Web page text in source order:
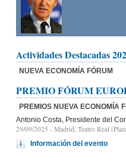
Actividades Destacadas
NUEVA ECONOMÍA FÓRUM
PREMIO FÓRUM
PREMIOS NUEVA ECONOMÍA
Antonio Costa, Presidente del
29/09/2025 - Madrid, Teatro Real
Información del evento